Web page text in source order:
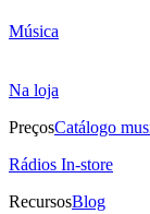
Música
Na loja
PreçosCatálogo
Rádios In-store
RecursosBlog